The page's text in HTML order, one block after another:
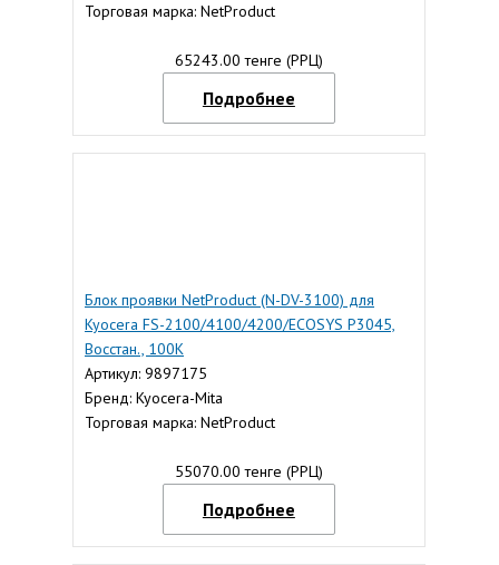
Торговая марка: NetProduct
65243.00 тенге (РРЦ)
Подробнее
Блок проявки NetProduct (N-DV-3100) для
Kyocera FS-2100/4100/4200/ECOSYS P3045,
Восстан., 100К
Артикул: 9897175
Бренд: Kyocera-Mita
Торговая марка: NetProduct
55070.00 тенге (РРЦ)
Подробнее